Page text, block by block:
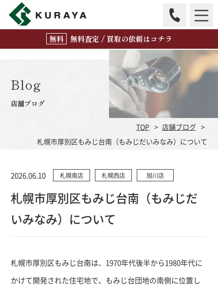
無料査定 / 買取の依頼はコチラ
Blog
店舗ブログ
TOP
店舗ブログ
札幌市厚別区もみじ台南（もみじだいみなみ）について
2026.06.10 札幌南店 札幌西店 旭川店
札幌市厚別区もみじ台南（もみじだ
いみなみ）について
札幌市厚別区もみじ台南は、1970年代後半から1980年代に
かけて開発された住宅地で、もみじ台団地の南側に位置し